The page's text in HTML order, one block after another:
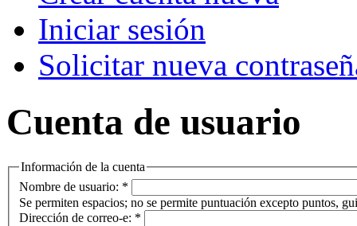
Iniciar sesión
Solicitar nueva
Cuenta de usuario
Información de la cuenta
Nombre de usuario: *
Se permiten espacios; no se permite puntuación excepto puntos,
Dirección de correo-e: *